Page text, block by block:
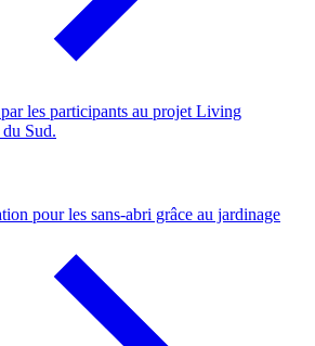
pour les sans-abri grâce au jardinage